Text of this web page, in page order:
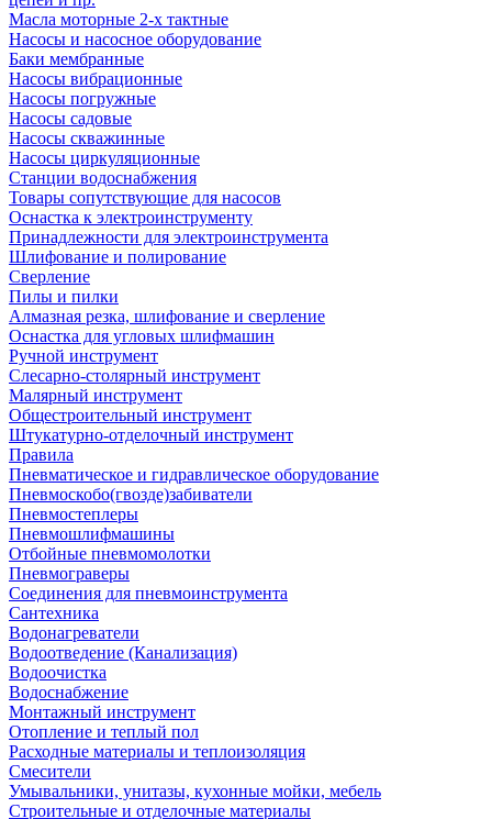
Масла моторные 2-х тактные
Насосы и насосное оборудование
Баки мембранные
Насосы вибрационные
Насосы погружные
Насосы садовые
Насосы скважинные
Насосы циркуляционные
Станции водоснабжения
Товары сопутствующие для насосов
Оснастка к электроинструменту
Принадлежности для электроинструмента
Шлифование и полирование
Сверление
Пилы и пилки
Алмазная резка, шлифование и сверление
Оснастка для угловых шлифмашин
Ручной инструмент
Слесарно-столярный инструмент
Малярный инструмент
Общестроительный инструмент
Штукатурно-отделочный инструмент
Правила
Пневматическое и гидравлическое оборудование
Пневмоскобо(гвозде)забиватели
Пневмостеплеры
Пневмошлифмашины
Отбойные пневмомолотки
Пневмограверы
Соединения для пневмоинструмента
Сантехника
Водонагреватели
Водоотведение (Канализация)
Водоочистка
Водоснабжение
Монтажный инструмент
Отопление и теплый пол
Расходные материалы и теплоизоляция
Смесители
Умывальники, унитазы, кухонные мойки, мебель
Строительные и отделочные материалы